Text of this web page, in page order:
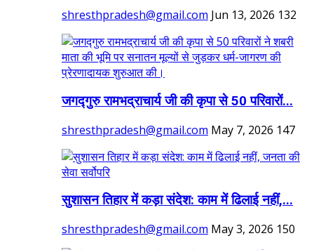
shresthpradesh@gmail.com Jun 13, 2026 132
जगद्गुरु रामभद्राचार्य जी की कृपा से 50 परिवारों...
shresthpradesh@gmail.com May 7, 2026 147
सुशासन तिहार में कड़ा संदेश: काम में ढिलाई नहीं,...
shresthpradesh@gmail.com May 3, 2026 150